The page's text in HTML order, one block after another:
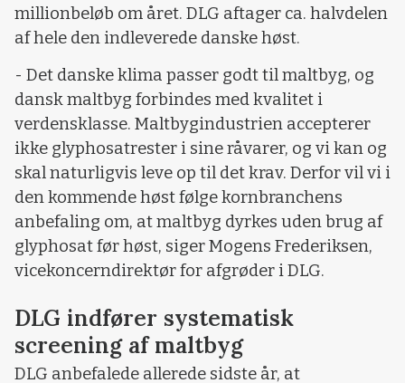
millionbeløb om året. DLG aftager ca. halvdelen
af hele den indleverede danske høst.
- Det danske klima passer godt til maltbyg, og
dansk maltbyg forbindes med kvalitet i
verdensklasse. Maltbygindustrien accepterer
ikke glyphosatrester i sine råvarer, og vi kan og
skal naturligvis leve op til det krav. Derfor vil vi i
den kommende høst følge kornbranchens
anbefaling om, at maltbyg dyrkes uden brug af
glyphosat før høst, siger Mogens Frederiksen,
vicekoncerndirektør for afgrøder i DLG.
DLG indfører systematisk
screening af maltbyg
DLG anbefalede allerede sidste år, at